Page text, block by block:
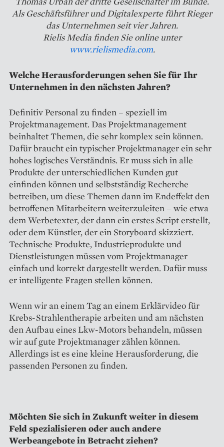
Als Geschäftsführer und Digitalexperte führt Rieger
das Unternehmen seit vier Jahren.
Rielis Media finden Sie online unter
www.rielismedia.com.
Welche Herausforderungen sehen Sie für Ihr
Unternehmen in den nächsten Jahren?
Definitiv Personal zu finden – speziell im
Projektmanagement. Das Projektmanagement
beinhaltet Themen, die sehr komplex sein können.
Dafür braucht ein typischer Projektmanager ein sehr
hohes logisches Verständnis. Er muss sich in alle
Produkte der unterschiedlichen Kunden gut
einfinden können und selbstständig Recherche
betreiben, um diese Themen dann im Endeffekt den
betroffenen Mitarbeitern weiterzuleiten – wie etwa
dem Werbetexter, der dann ein erstes Script erstellt,
oder dem Künstler, der ein Storyboard skizziert.
Technische Produkte, Industrieprodukte und
Dienstleistungen müssen vom Projektmanager
einfach und korrekt dargestellt werden. Dafür muss
er intelligente Fragen stellen können.
Wenn wir an einem Tag an einem Erklärvideo für
Krebs-Strahlen­therapie arbeiten und am nächsten
den Aufbau eines Lkw-Motors behandeln, müssen
wir auf gute Projektmanager zählen können.
Allerdings ist es eine kleine Herausforderung, die
passenden Personen zu finden.
Möchten Sie sich in Zukunft weiter in diesem
Feld spezialisieren oder auch andere
Werbeangebote in ­Betracht ziehen?